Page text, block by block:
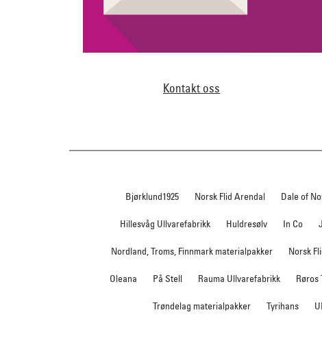
Kontakt oss
Bjørklund1925 Norsk Flid Arendal Dale of
Hillesvåg Ullvarefabrikk Huldresølv In Co
Nordland, Troms, Finnmark materialpakker Norsk
Oleana På Stell Rauma Ullvarefabrikk Røros
Trøndelag materialpakker Tyrihans